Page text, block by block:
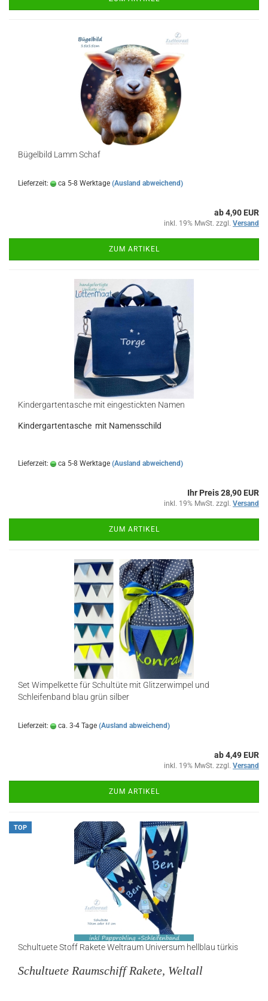
Bügelbild Lamm Schaf
Lieferzeit: ca 5-8 Werktage (Ausland abweichend)
ab 4,90 EUR
inkl. 19% MwSt. zzgl. Versand
ZUM ARTIKEL
Kindergartentasche mit eingestickten Namen
Kindergartentasche mit Namensschild
Lieferzeit: ca 5-8 Werktage (Ausland abweichend)
Ihr Preis 28,90 EUR
inkl. 19% MwSt. zzgl. Versand
ZUM ARTIKEL
Set Wimpelkette für Schultüte mit Glitzerwimpel und
Schleifenband blau grün silber
Lieferzeit: ca. 3-4 Tage (Ausland abweichend)
ab 4,49 EUR
inkl. 19% MwSt. zzgl. Versand
ZUM ARTIKEL
TOP
Schultuete Stoff Rakete Weltraum Universum hellblau türkis
Schultuete Raumschiff Rakete, Weltall